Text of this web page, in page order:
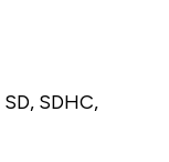
SD, SDHC,